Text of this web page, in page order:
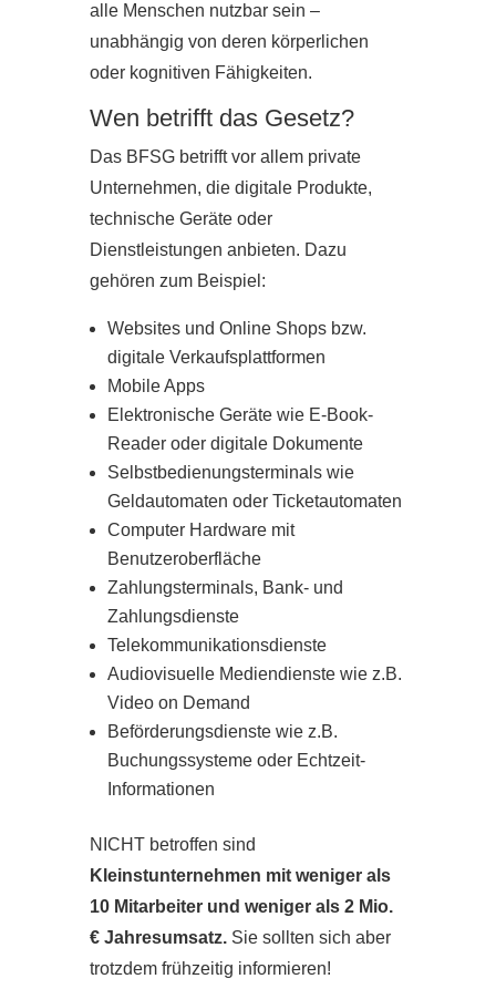
alle Menschen nutzbar sein –
unabhängig von deren körperlichen
oder kognitiven Fähigkeiten.
Wen betrifft das Gesetz?
Das BFSG betrifft vor allem private
Unternehmen, die digitale Produkte,
technische Geräte oder
Dienstleistungen anbieten. Dazu
gehören zum Beispiel:
Websites und Online Shops bzw.
digitale Verkaufsplattformen
Mobile Apps
Elektronische Geräte wie E-Book-
Reader oder digitale Dokumente
Selbstbedienungsterminals wie
Geldautomaten oder Ticketautomaten
Computer Hardware mit
Benutzeroberfläche
Zahlungsterminals, Bank- und
Zahlungsdienste
Telekommunikationsdienste
Audiovisuelle Mediendienste wie z.B.
Video on Demand
Beförderungsdienste wie z.B.
Buchungssysteme oder Echtzeit-
Informationen
NICHT betroffen sind
Kleinstunternehmen mit weniger als
10 Mitarbeiter und weniger als 2 Mio.
€ Jahresumsatz. Sie sollten sich aber
trotzdem frühzeitig informieren!